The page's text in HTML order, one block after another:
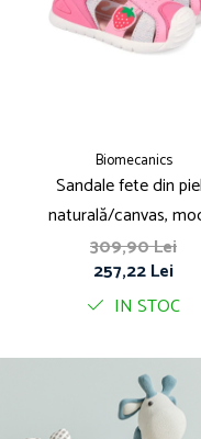
Biomecanics
Sandale fete din
naturală/canvas,
căpsuni, roz -
309,90 Lei
257,22 Lei
IN STOC